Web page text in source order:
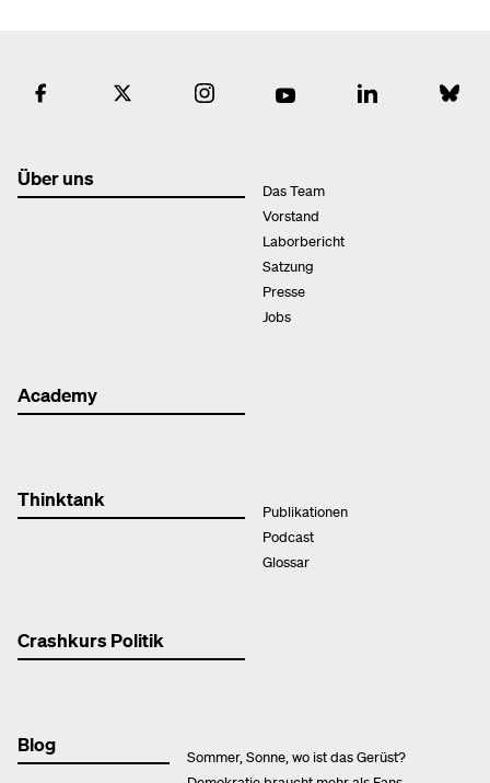
Über uns
Das Team
Vorstand
Laborbericht
Satzung
Presse
Jobs
Academy
Thinktank
Publikationen
Podcast
Glossar
Crashkurs Politik
Blog
Sommer, Sonne, wo ist das Gerüst?